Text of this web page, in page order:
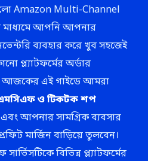
Amazon Multi-Channel
আপনি আপনার
ব্যবহার করে খুব সহজেই
প্ল্যাটফর্মের অর্ডার
আজকের এই গাইডে আমরা
ও টিকটক শপ
এবং আপনার সামগ্রিক ব্যবসার
মার্জিন বাড়িয়ে তুলবেন।
বিভিন্ন প্ল্যাটফর্মের